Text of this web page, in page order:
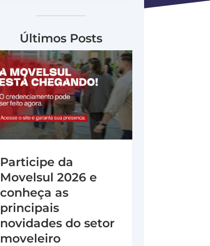
Últimos Posts
Participe da
Movelsul 2026 e
conheça as
principais
novidades do setor
moveleiro